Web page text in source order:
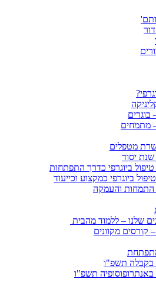
בוגרים
מתמחים
מטפלים
יסוד
ביוגרפי כדרך התפתחות
ביוגרפי כמקצוע וכייעוד
התמחות והעמקה
שלנו – ללמוד מהבית
קורסים מקוונים
בקבלה תשפ"ו
תשפ"ו